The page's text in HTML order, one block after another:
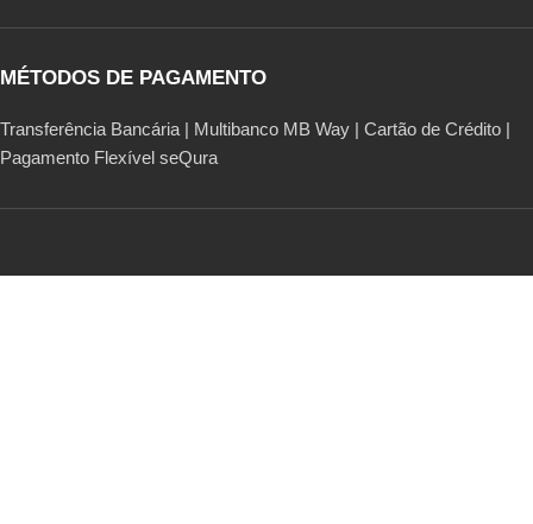
MÉTODOS DE PAGAMENTO
Transferência Bancária | Multibanco MB Way | Cartão de Crédito |
Pagamento Flexível seQura